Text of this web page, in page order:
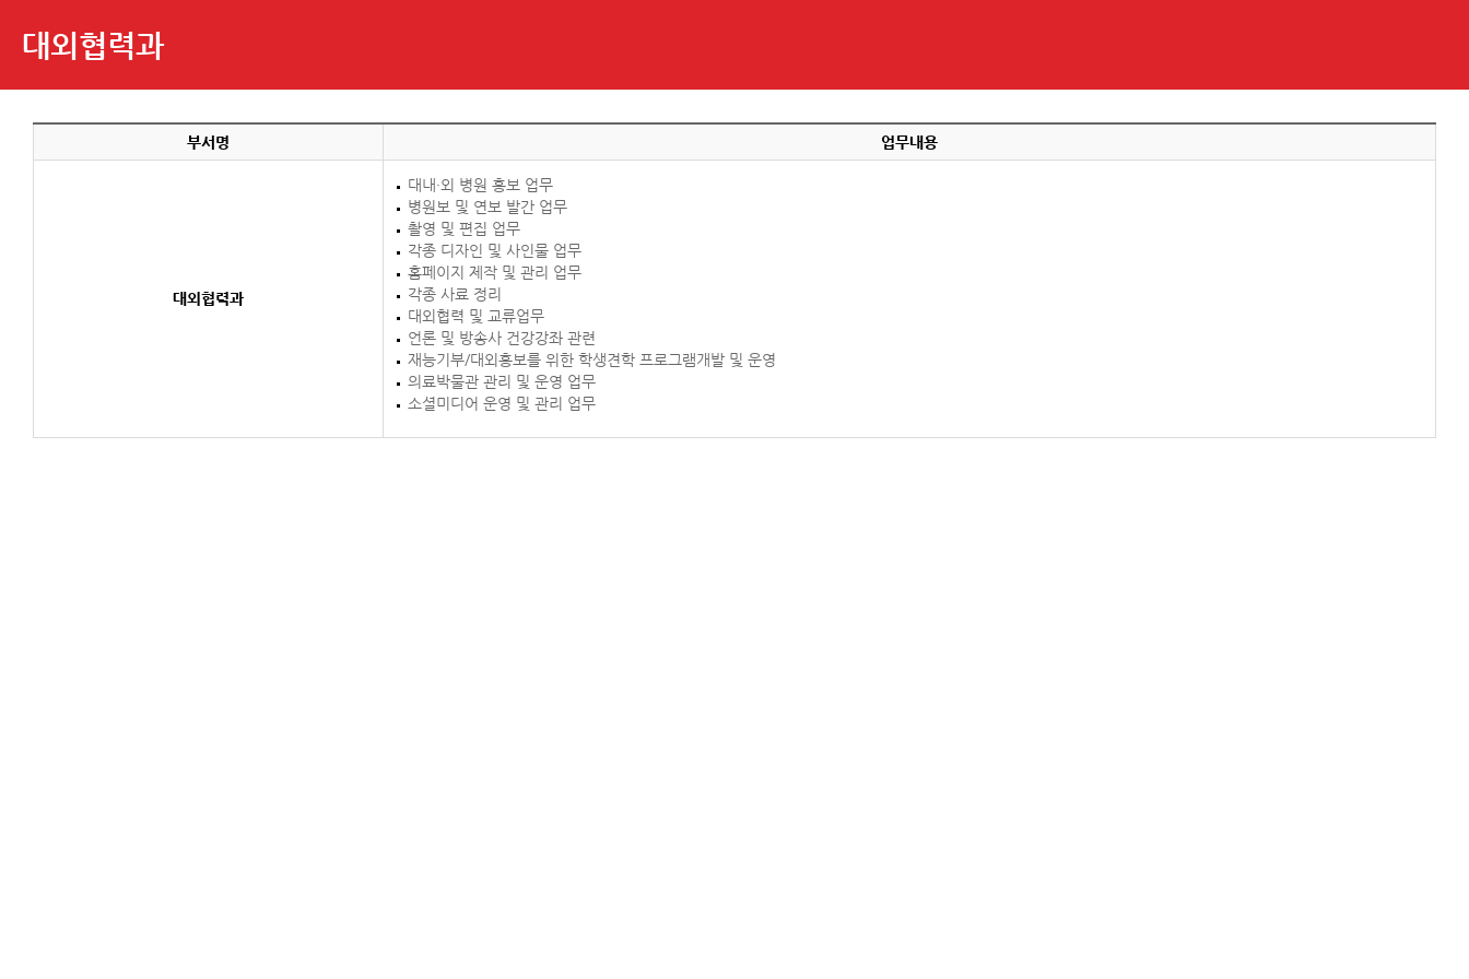
대외협력과
부서명 업무내용
대외협력과
대내·외 병원 홍보 업무
병원보 및 연보 발간 업무
촬영 및 편집 업무
각종 디자인 및 사인물 업무
홈페이지 제작 및 관리 업무
각종 사료 정리
대외협력 및 교류업무
언론 및 방송사 건강강좌 관련
재능기부/대외홍보를 위한 학생견학 프로그램개발 및 운영
의료박물관 관리 및 운영 업무
소셜미디어 운영 및 관리 업무